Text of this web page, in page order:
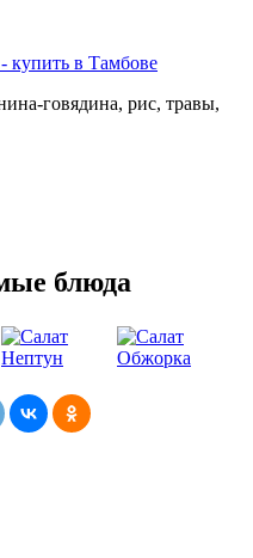
говядина, рис, травы,
блюда